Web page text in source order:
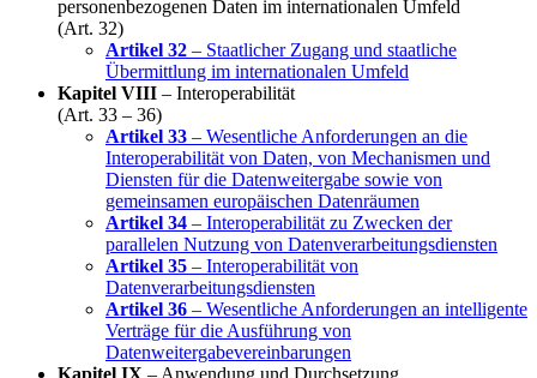
personenbezogenen Daten im internationalen Umfeld
(Art. 32)
Artikel 32 – Staatlicher Zugang und staatliche
Übermittlung im internationalen Umfeld
Kapitel VIII – Interoperabilität
(Art. 33 – 36)
Artikel 33 – Wesentliche Anforderungen an die
Interoperabilität von Daten, von Mechanismen und
Diensten für die Datenweitergabe sowie von
gemeinsamen europäischen Datenräumen
Artikel 34 – Interoperabilität zu Zwecken der
parallelen Nutzung von Datenverarbeitungsdiensten
Artikel 35 – Interoperabilität von
Datenverarbeitungsdiensten
Artikel 36 – Wesentliche Anforderungen an intelligente
Verträge für die Ausführung von
Datenweitergabevereinbarungen
Kapitel IX – Anwendung und Durchsetzung